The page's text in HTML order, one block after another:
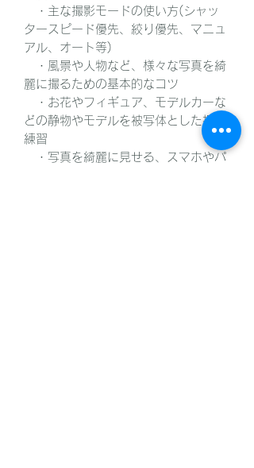
・主な撮影モードの使い方(シャッ
タースピード優先、絞り優先、マニュ
アル、オート等)
・風景や人物など、様々な写真を綺
麗に撮るための基本的なコツ
・お花やフィギュア、モデルカーな
どの静物やモデルを被写体とした撮影
練習
・写真を綺麗に見せる、スマホやパ